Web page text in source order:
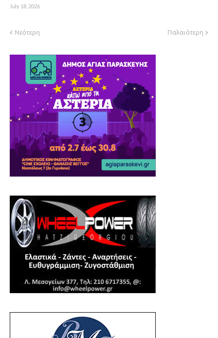
July 18, 2026
Νεότερη Παλαιότερη